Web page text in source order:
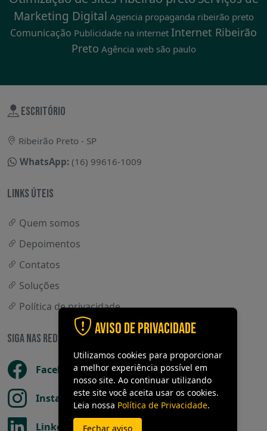
Marketing Digital Agencia propaganda ribeirão preto
Comunicação Publicidade na internet Internet Ribeirão
Preto Agência web são paulo
ESCRITÓRIO
Ribeirão Preto - SP
WhatsApp: (16) 99616-1009
LINKS ÚTEIS
Quem somos
Depoimentos
Contatos
Soluções
Política de privacidade
SIGA NAS REDES SOCIAIS
Facebook
Instagram
LinkedIn
Aviso de Privacidade
Utilizamos cookies para proporcionar
a melhor experiência possível em
nosso site. Ao continuar utilizando
este site você aceita usar os cookies.
Leia nossa Política de Privacidade.
Fechar aviso